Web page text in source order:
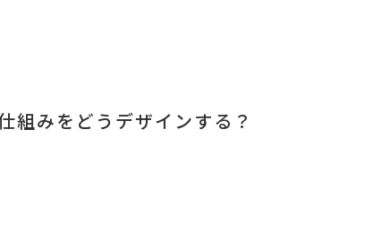
組みをどうデザインする？